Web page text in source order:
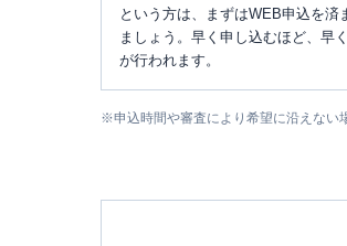
という方は、まずはWEB申込を済
ましょう。早く申し込むほど、早
が行われます。
※申込時間や審査により希望に沿えない